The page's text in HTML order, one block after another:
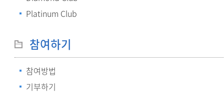
Platinum Club
참여하기
참여방법
기부하기